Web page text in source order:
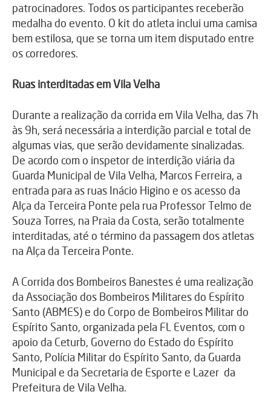
patrocinadores. Todos os participantes receberão
medalha do evento. O kit do atleta inclui uma camisa
bem estilosa, que se torna um item disputado entre
os corredores.
Ruas interditadas em Vila Velha
Durante a realização da corrida em Vila Velha, das 7h
às 9h, será necessária a interdição parcial e total de
algumas vias, que serão devidamente sinalizadas.
De acordo com o inspetor de interdição viária da
Guarda Municipal de Vila Velha, Marcos Ferreira, a
entrada para as ruas Inácio Higino e os acesso da
Alça da Terceira Ponte pela rua Professor Telmo de
Souza Torres, na Praia da Costa, serão totalmente
interditadas, até o término da passagem dos atletas
na Alça da Terceira Ponte.
A Corrida dos Bombeiros Banestes é uma realização
da Associação dos Bombeiros Militares do Espírito
Santo (ABMES) e do Corpo de Bombeiros Militar do
Espírito Santo, organizada pela FL Eventos, com o
apoio da Ceturb, Governo do Estado do Espírito
Santo, Polícia Militar do Espírito Santo, da Guarda
Municipal e da Secretaria de Esporte e Lazer da
Prefeitura de Vila Velha.